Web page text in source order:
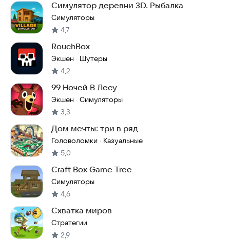
Симулятор деревни 3D. Рыбалка
Симуляторы
4,7
RouchBox
Экшен · Шутеры
4,2
99 Ночей В Лесу
Экшен · Симуляторы
3,3
Дом мечты: три в ряд
Головоломки · Казуальные
5,0
Craft Box Game Tree
Симуляторы
4,6
Схватка миров
Стратегии
2,9